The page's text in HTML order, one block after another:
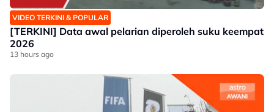
VIDEO TERKINI & POPULAR
[TERKINI] Data awal pelarian diperoleh suku keempat
2026
13 hours ago